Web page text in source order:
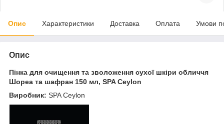
Опис Характеристики Доставка Оплата Умови
Опис
Пінка для очищення та зволоження сухої шкіри обличчя
Шореа та шафран 150 мл, SPA Ceylon
Виробник: SPA Ceylon